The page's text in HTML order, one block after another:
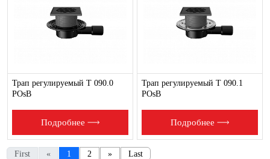
Трап регулируемый T 090.0
POsB
Подробнее
Трап регулируемый T 090.1
POsB
Подробнее
First « 1 2 » Last